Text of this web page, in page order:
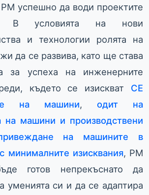
успешно да води проектите
В условията на нови
и технологии ролята на
да се развива, като ще става
за успеха на инженерните
където се изискват CE
на машини, одит на
на машини и производствени
на машините в
минималните изисквания, PM
готов непрекъснато да
уменията си и да се адаптира